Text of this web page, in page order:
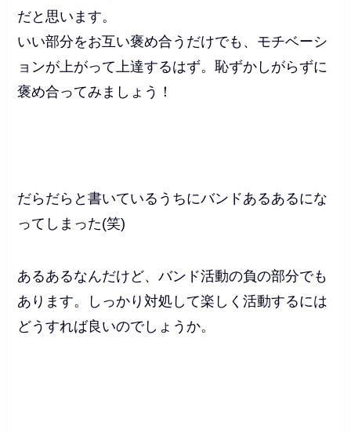
だと思います。
いい部分をお互い褒め合うだけでも、モチベーシ
ョンが上がって上達するはず。恥ずかしがらずに
褒め合ってみましょう！
だらだらと書いているうちにバンドあるあるにな
ってしまった(笑)
あるあるなんだけど、バンド活動の負の部分でも
あります。しっかり対処して楽しく活動するには
どうすれば良いのでしょうか。